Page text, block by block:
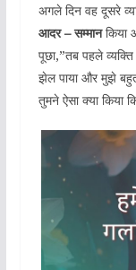
अगले दिन वह दूसरे
आदर – सम्मानकिया
पूछा,”तब पहले
झेल पाया और मुझे बहुत
तुमने ऐसा क्या किया